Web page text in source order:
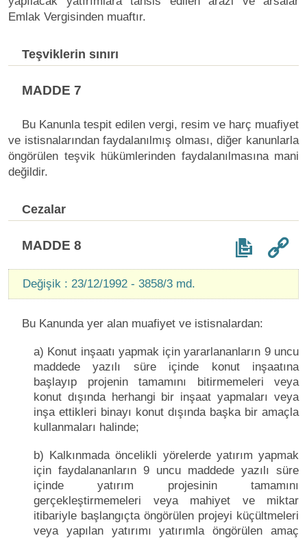
Emlak Vergisinden muaftır.
Teşviklerin sınırı
MADDE 7
Bu Kanunla tespit edilen vergi, resim ve harç muafiyet
ve istisnalarından faydalanılmış olması, diğer kanunlarla
öngörülen teşvik hükümlerinden faydalanılmasına mani
değildir.
Cezalar
MADDE 8
Değişik : 23/12/1992 - 3858/3 md.
Bu Kanunda yer alan muafiyet ve istisnalardan:
a) Konut inşaatı yapmak için yararlananların 9 uncu
maddede yazılı süre içinde konut inşaatına
başlayıp projenin tamamını bitirmemeleri veya
konut dışında herhangi bir inşaat yapmaları veya
inşa ettikleri binayı konut dışında başka bir amaçla
kullanmaları halinde;
b) Kalkınmada öncelikli yörelerde yatırım yapmak
için faydalananların 9 uncu maddede yazılı süre
içinde yatırım projesinin tamamını
gerçekleştirmemeleri veya mahiyet ve miktar
itibariyle başlangıçta öngörülen projeyi küçültmeleri
veya yapılan yatırımı yatırımla öngörülen amaç